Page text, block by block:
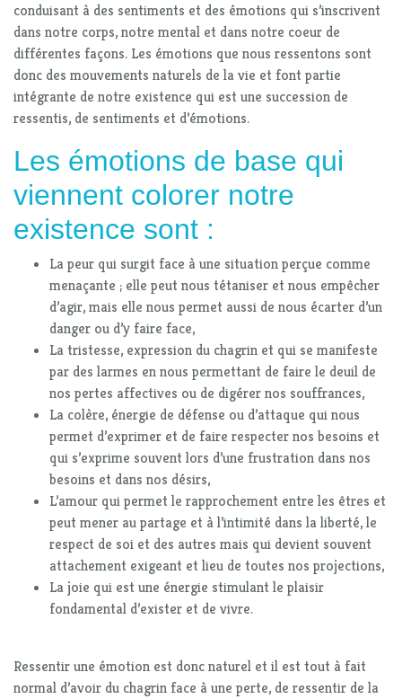
conduisant à des sentiments et des émotions qui s’inscrivent
dans notre corps, notre mental et dans notre coeur de
différentes façons. Les émotions que nous ressentons sont
donc des mouvements naturels de la vie et font partie
intégrante de notre existence qui est une succession de
ressentis, de sentiments et d’émotions.
Les émotions de base qui
viennent colorer notre
existence sont :
La peur qui surgit face à une situation perçue comme
menaçante ; elle peut nous tétaniser et nous empêcher
d’agir, mais elle nous permet aussi de nous écarter d’un
danger ou d’y faire face,
La tristesse, expression du chagrin et qui se manifeste
par des larmes en nous permettant de faire le deuil de
nos pertes affectives ou de digérer nos souffrances,
La colère, énergie de défense ou d’attaque qui nous
permet d’exprimer et de faire respecter nos besoins et
qui s’exprime souvent lors d’une frustration dans nos
besoins et dans nos désirs,
L’amour qui permet le rapprochement entre les êtres et
peut mener au partage et à l’intimité dans la liberté, le
respect de soi et des autres mais qui devient souvent
attachement exigeant et lieu de toutes nos projections,
La joie qui est une énergie stimulant le plaisir
fondamental d’exister et de vivre.
Ressentir une émotion est donc naturel et il est tout à fait
normal d’avoir du chagrin face à une perte, de ressentir de la